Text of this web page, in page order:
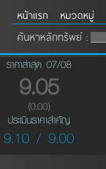
หน้าแรก หมวดหมู่
ค้นหาหลักทรัพย์ :
ราคาล่าสุด 07/08
9.05
(0.00)
ประเมินราคาสำคัญ
9.10 / 9.00